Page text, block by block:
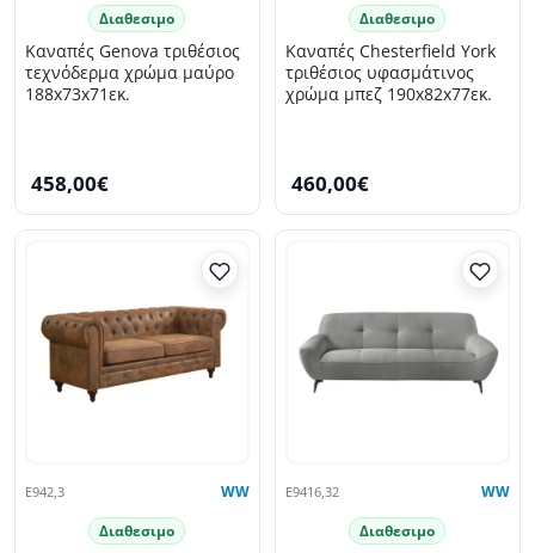
Διαθεσιμο
Καναπές Genova τριθέσιος
τεχνόδερμα χρώμα μαύρο
188x73x71εκ.
458,00€
Διαθεσιμο
Kαναπές Chesterfield York
τριθέσιος υφασμάτινος
χρώμα μπεζ 190x82x77εκ.
460,00€
E942,3 WW
Διαθεσιμο
E9416,32 WW
Διαθεσιμο